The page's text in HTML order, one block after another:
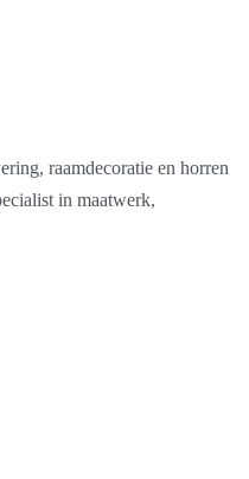
raamdecoratie en horren
in maatwerk,